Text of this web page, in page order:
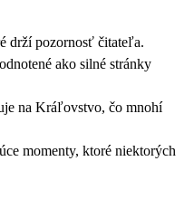
drží pozornosť čitateľa.
ako silné stránky
na Kráľovstvo, čo mnohí
momenty, ktoré niektorých